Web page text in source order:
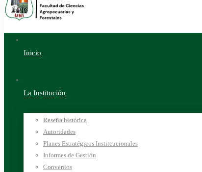
Inicio
La Institución
Reseña histórica
Autoridades
Planes Estratégicos Institcucionales
Informes de Gestión
Convenios